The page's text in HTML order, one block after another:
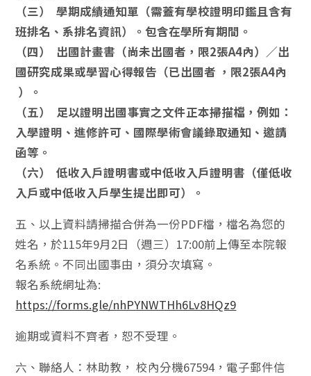
（三） 學期成績通知單（需蓋有學校證明印鑑且含有
班排名、系排名資訊）。包含在學所有期間。
（四） 出國計畫書（尚未出國者，限2張A4內）／出
國研究成果或學習心得報告（已出國者 ，限2張A4內
）。
（五） 足以證明出國事實之文件正本掃描檔，例如：
入學證明、進修許可、國際學術會議錄取通知、邀請
函等。
（六） 低收入戶證明書或中低收入戶證明書（僅低收
入戶或中低收入戶學生提出即可）。
五、以上資料請掃描合併為一份PDF檔，檔名為您的
姓名，於115年9月2日（週三）17:00前上傳至本院報
名系統。不同出國事由，須分次填寫。
報名系統網址為:
https://forms.gle/nhPYNWTHh6Lv8HQz9
逾期或資料不齊者，恕不受理。
六、聯絡人：林助教， 校內分機67594，電子郵件信